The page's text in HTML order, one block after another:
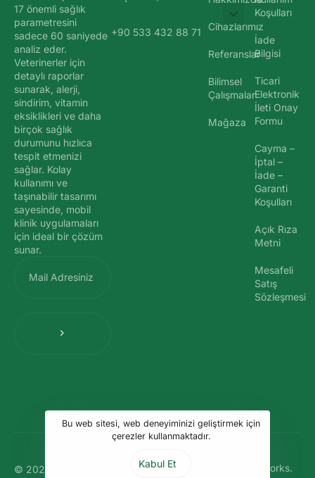
17 önemli sağlık
parametresini
sadece 60 saniyede
analiz eder.
Veterinerler için
detaylı raporlar
sunarak, alerji,
sindirim, vitamin
eksiklikleri ve daha
birçok sağlık
durumunu hızlıca
tespit etmenizi
sağlar. Kolay
kullanımı ve
taşınabilir tasarımı
sayesinde, mobil
klinik uygulamaları
için ideal bir çözüm
sunar.
+90 533 432 88 71 Cihazlarımız
Referanslar
Bilimsel
Çalışmalar
Mağaza
Koşulları
İade
Bilgisi
Ticari
Elektronik
İleti Onay
Formu
Cayma –
İptal –
İade –
Garanti
Koşulları
Açık Rıza
Metni
Mesafeli
Satış
Sözleşmesi
© 2024 Quantum Pet Analiz. Tüm Hakları Saklıdır. Hueworks.
Bu web sitesi, web deneyiminizi geliştirmek için
çerezler kullanmaktadır.
Kabul Et